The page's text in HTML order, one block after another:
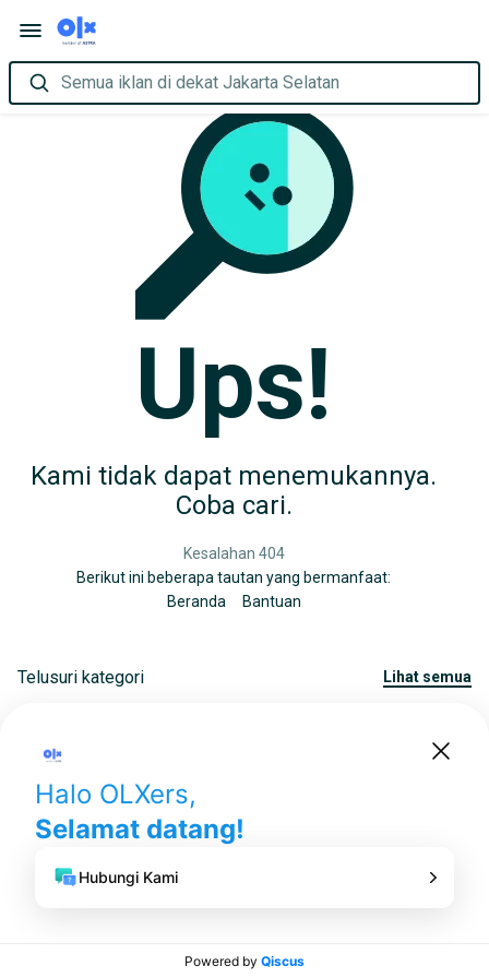
Semua iklan di dekat Jakarta Selatan
Ups!
Kami tidak dapat menemukannya.
Coba cari.
Kesalahan 404
Berikut ini beberapa tautan yang bermanfaat:
Beranda
Bantuan
Telusuri kategori lihat semua